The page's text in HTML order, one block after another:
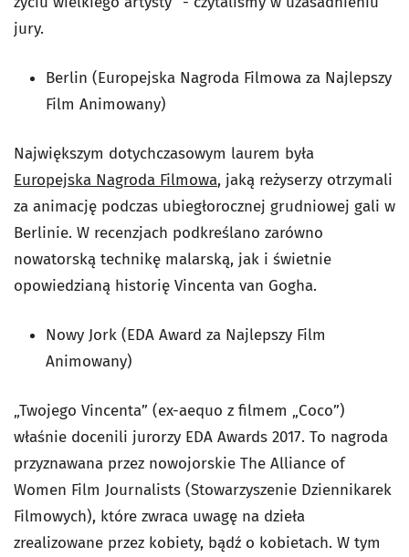
jury.
Berlin (Europejska Nagroda Filmowa za Najlepszy
Film Animowany)
Największym dotychczasowym laurem była
Europejska Nagroda Filmowa, jaką reżyserzy otrzymali
za animację podczas ubiegłorocznej grudniowej gali w
Berlinie. W recenzjach podkreślano zarówno
nowatorską technikę malarską, jak i świetnie
opowiedzianą historię Vincenta van Gogha.
Nowy Jork (EDA Award za Najlepszy Film
Animowany)
„Twojego Vincenta” (ex-aequo z filmem „Coco”)
właśnie docenili jurorzy EDA Awards 2017. To nagroda
przyznawana przez nowojorskie The Alliance of
Women Film Journalists (Stowarzyszenie Dziennikarek
Filmowych), które zwraca uwagę na dzieła
zrealizowane przez kobiety, bądź o kobietach. W tym